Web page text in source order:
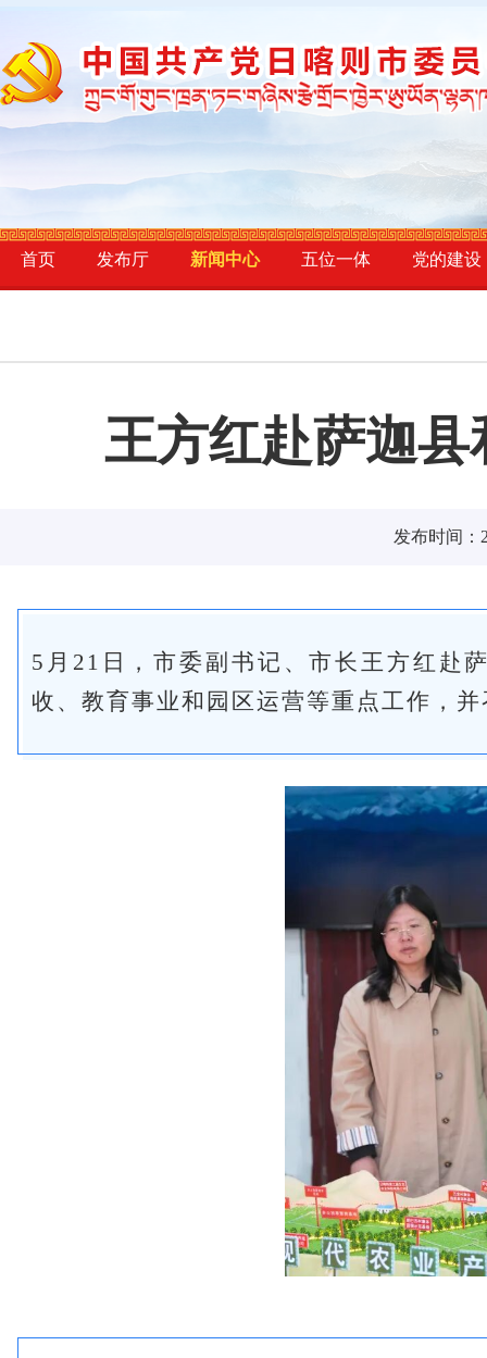
首页 发布厅 新闻中心 五位一体 党的建设
王方红赴萨迦
发布时间：
5月21日，市委副书记、市长王方红赴
收、教育事业和园区运营等重点工作，